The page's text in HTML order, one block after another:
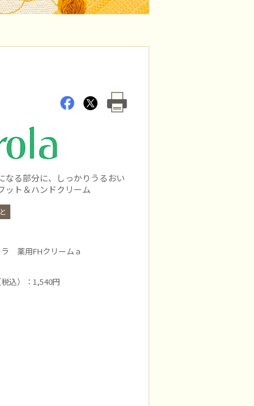
なる部分に、しっかりうるおい
ット＆ハンドクリーム
薬用FHクリームａ
込）：1,540円